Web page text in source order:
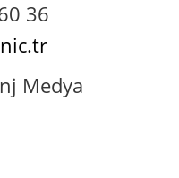
36
Medya